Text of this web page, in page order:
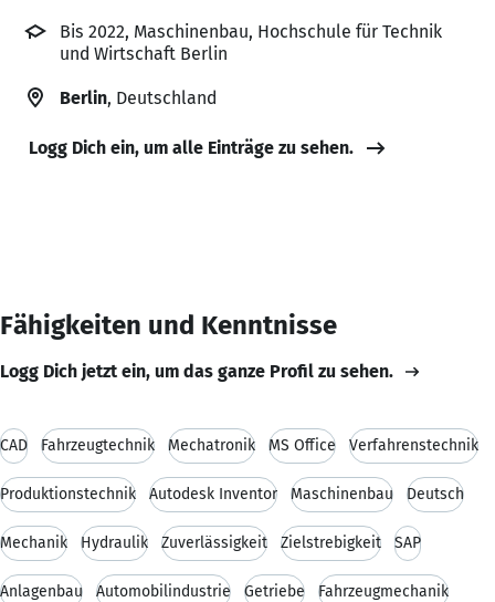
Bis 2022, Maschinenbau, Hochschule für Technik
und Wirtschaft Berlin
Berlin, Deutschland
Logg Dich ein, um alle Einträge zu sehen.
Fähigkeiten und Kenntnisse
Logg Dich jetzt ein, um das ganze Profil zu sehen.
CAD Fahrzeugtechnik Mechatronik MS Office Verfahrenstechnik
Produktionstechnik Autodesk Inventor Maschinenbau Deutsch
Mechanik Hydraulik Zuverlässigkeit Zielstrebigkeit SAP
Anlagenbau Automobilindustrie Getriebe Fahrzeugmechanik